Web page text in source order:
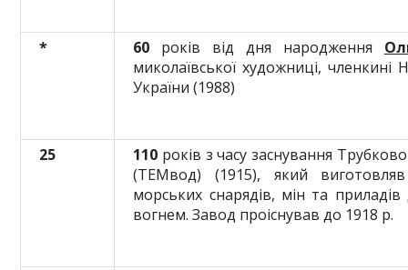
* 60 років від дня народження
миколаївської художниці, членкині
України (1988)
25 110 років з часу заснування
(ТЕМвод) (1915), який
морських снарядів, мін та
вогнем. Завод проіснував до 1918 р.